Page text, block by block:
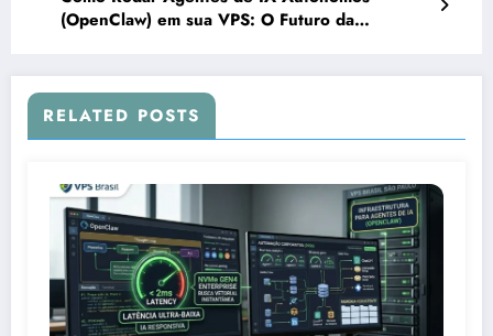
(OpenClaw) em sua VPS: O Futuro da
RELATED POSTS